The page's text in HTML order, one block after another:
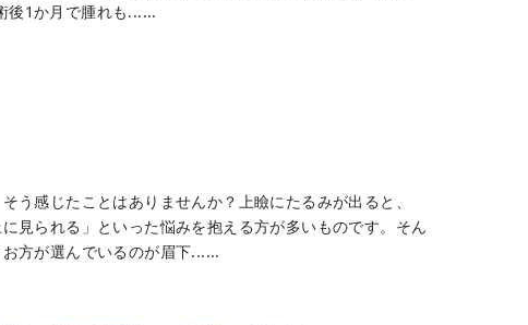
後1か月で腫れも......
う感じたことはありませんか？上瞼にたるみが出ると、
見られる」といった悩みを抱える方が多いものです。そん
方が選んでいるのが眉下......